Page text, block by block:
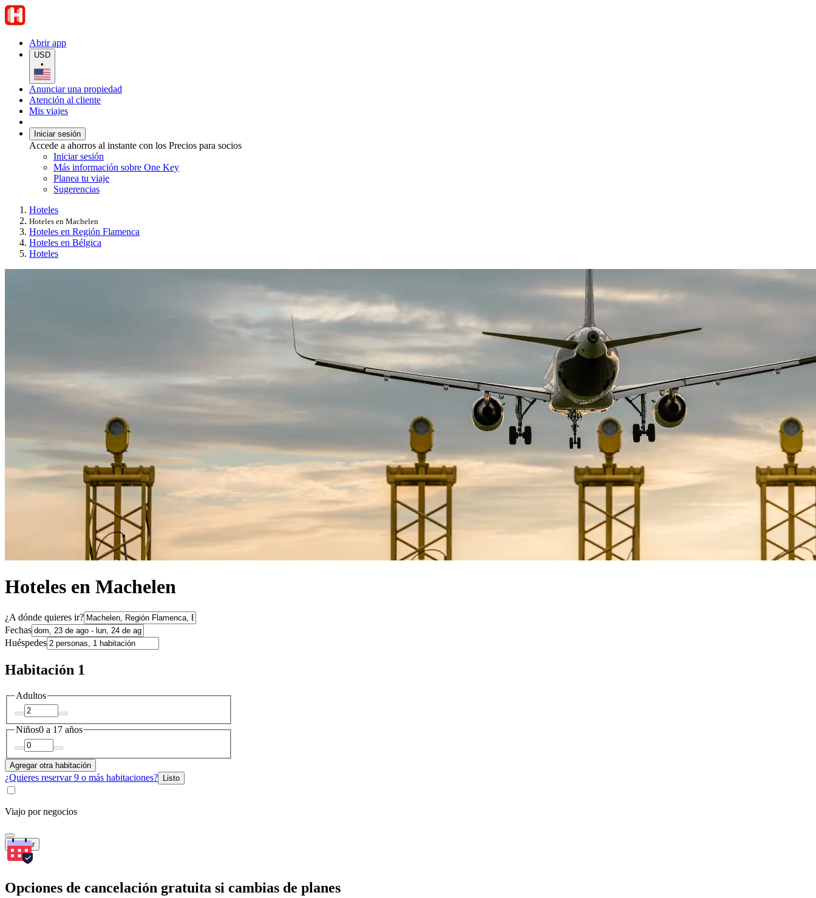
Abrir app
USD
•
Anunciar una propiedad
Atención al cliente
Mis viajes
Iniciar sesión
Accede a ahorros al instante con los Precios para socios
Iniciar sesión
Más información sobre One Key
Planea tu viaje
Sugerencias
Hoteles
Hoteles en Machelen
Hoteles en Región Flamenca
Hoteles en Bélgica
Hoteles
Hoteles en Machelen
¿A dónde quieres ir?
Fechas
Huéspedes
Habitación 1
Adultos
Niños0 a 17 años
Agregar otra habitación
¿Quieres reservar 9 o más habitaciones? Listo
Viajo por negocios
Buscar
Opciones de cancelación gratuita si cambias de planes